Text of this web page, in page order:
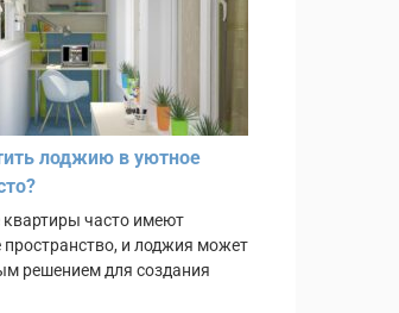
лоджию в уютное
часто имеют
пространство, и лоджия может
решением для создания